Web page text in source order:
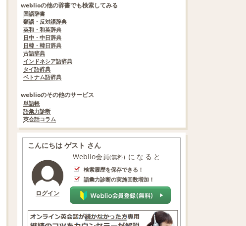
weblioの他の辞書でも検索してみる
国語辞書
類語・反対語辞典
英和・和英辞典
日中・中日辞典
日韓・韓日辞典
古語辞典
インドネシア語辞典
タイ語辞典
ベトナム語辞典
weblioのその他のサービス
単語帳
語彙力診断
英会話コラム
こんにちは ゲスト さん
ログイン
Weblio会員(無料) になると
検索履歴を保存できる！
語彙力診断の実施回数増加！